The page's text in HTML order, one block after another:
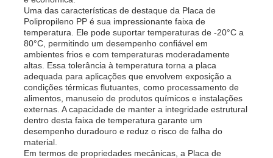
Uma das características de destaque da Placa de
Polipropileno PP é sua impressionante faixa de
temperatura. Ele pode suportar temperaturas de -20°C a
80°C, permitindo um desempenho confiável em
ambientes frios e com temperaturas moderadamente
altas. Essa tolerância à temperatura torna a placa
adequada para aplicações que envolvem exposição a
condições térmicas flutuantes, como processamento de
alimentos, manuseio de produtos químicos e instalações
externas. A capacidade de manter a integridade estrutural
dentro desta faixa de temperatura garante um
desempenho duradouro e reduz o risco de falha do
material.
Em termos de propriedades mecânicas, a Placa de